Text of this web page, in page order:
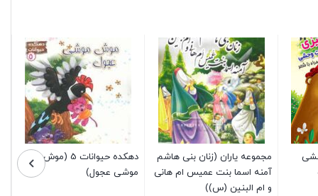
مجموعه یاران (زنان بنی هاشم
آمنه اسما بنت عمیس ام هانی
و ام البنین (س))
دهکده حیوانات 5 (موش
موشی عجول)